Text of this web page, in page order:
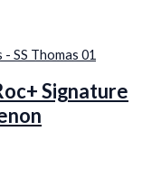
Signature